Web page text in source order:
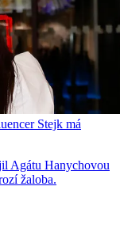
Stejk má
Agátu Hanychovou
žaloba.